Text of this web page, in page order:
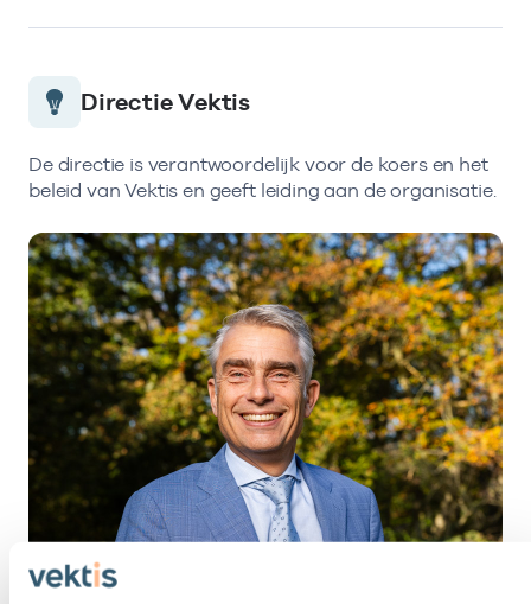
Directie Vektis
De directie is verantwoordelijk voor de koers en het
beleid van Vektis en geeft leiding aan de organisatie.